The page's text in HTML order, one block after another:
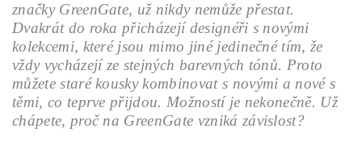
značky GreenGate, už nikdy nemůže přestat.
Dvakrát do roka přicházejí designéři s novými
kolekcemi, které jsou mimo jiné jedinečné tím, že
vždy vycházejí ze stejných barevných tónů. Proto
můžete staré kousky kombinovat s novými a nové s
těmi, co teprve přijdou. Možností je nekonečně. Už
chápete, proč na GreenGate vzniká závislost?